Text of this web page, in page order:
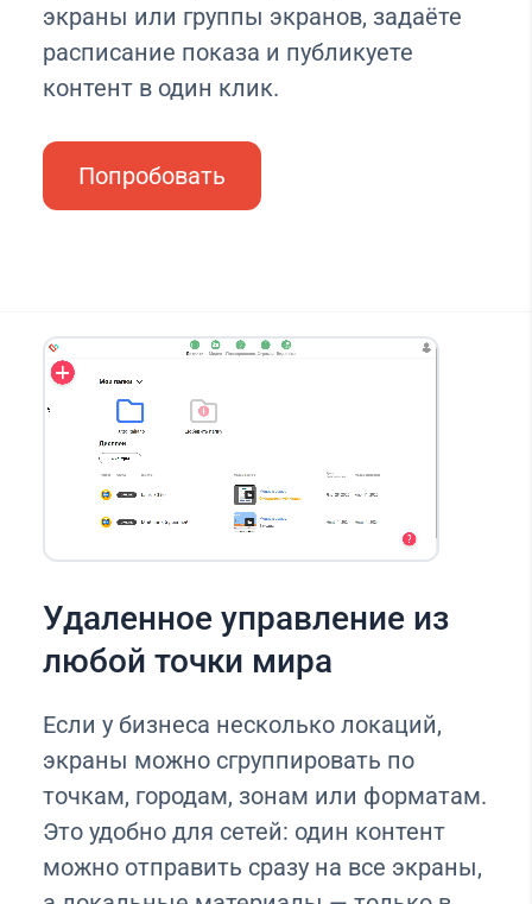
экраны или группы экранов, задаёте
расписание показа и публикуете
контент в один клик.
Попробовать
Удаленное управление из
любой точки мира
Если у бизнеса несколько локаций,
экраны можно сгруппировать по
точкам, городам, зонам или форматам.
Это удобно для сетей: один контент
можно отправить сразу на все экраны,